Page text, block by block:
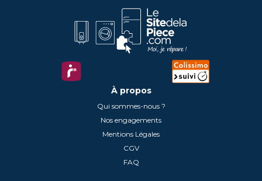
À propos
Qui sommes-nous ?
Nos engagements
Mentions Légales
CGV
FAQ